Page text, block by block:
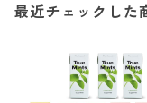
最近チェックした